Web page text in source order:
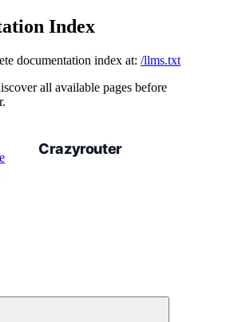
Index
documentation index at: /llms.txt
all available pages before